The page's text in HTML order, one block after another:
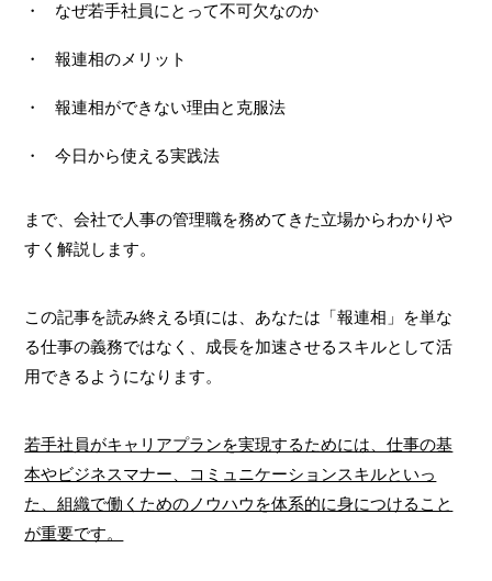
なぜ若手社員にとって不可欠なのか
報連相のメリット
報連相ができない理由と克服法
今日から使える実践法
まで、会社で人事の管理職を務めてきた立場からわかりや
すく解説します。
この記事を読み終える頃には、あなたは「報連相」を単な
る仕事の義務ではなく、成長を加速させるスキルとして活
用できるようになります。
若手社員がキャリアプランを実現するためには、仕事の基
本やビジネスマナー、コミュニケーションスキルといっ
た、組織で働くためのノウハウを体系的に身につけること
が重要です。